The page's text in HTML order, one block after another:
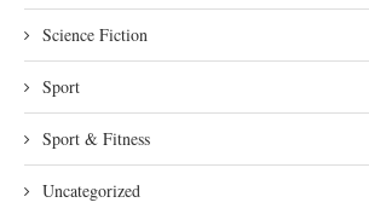
Science Fiction
Sport
Sport & Fitness
Uncategorized